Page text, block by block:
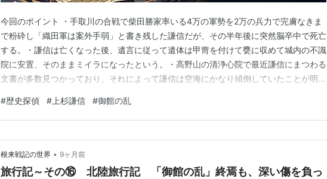
今回のポイント ・手取川の合戦で柴田勝家率いる4万の軍勢を2万の兵力で完膚なきま
で粉砕し「織田軍は案外手弱」と書き残した謙信だが、その半年後に突然脳卒中で死亡
する。・謙信は亡くなった後、遺言に従って遺体は甲冑を付けて甕に収めて城内の不識
院に安置、そのままミイラになったという。・高野山の清浄心院で最近謙信にまつわる
文書が多数見つかっており、それによって謙信は空海にかなり傾倒していたことが明ら
これが死後の姿ではと推測している。・空海は最後に奥の院に入定し、その後そこで永
遠に生きているとされている。空海を崇拝していた謙信は…
#歴史探偵 # 上杉謙信 #御館の乱
根来戦記の世界 • 9ヶ月前
旅行記～その⑯ 北陸旅行記 「御館の乱」終焉も、深い傷を負っ